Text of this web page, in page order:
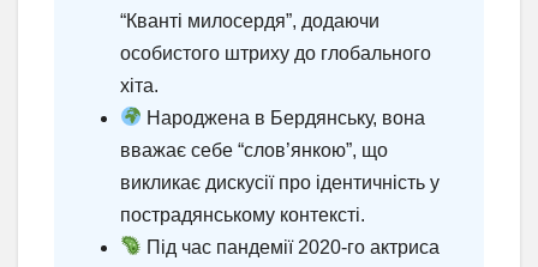
“Кванті милосердя”, додаючи
особистого штриху до глобального
хіта.
Народжена в Бердянську, вона
вважає себе “слов’янкою”, що
викликає дискусії про ідентичність у
пострадянському контексті.
Під час пандемії 2020-го актриса